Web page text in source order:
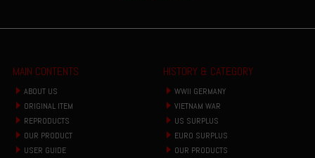
MAIN CONTENTS
ABOUT US
ORIGINAL ITEM
REPRODUCTS
OUR PRODUCT
USER GUIDE
HISTORY & CATEGORY
WWII GERMANY
VIETNAM WAR
US SURPLUS
EURO SURPLUS
OUR PRODUCTS